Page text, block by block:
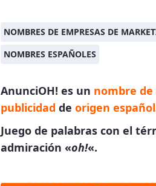
NOMBRES DE EMPRESAS DE
NOMBRES ESPAÑOLES
AnunciOH! es un nombre
publicidad de origen español
Juego de palabras con el
admiración «oh!«.